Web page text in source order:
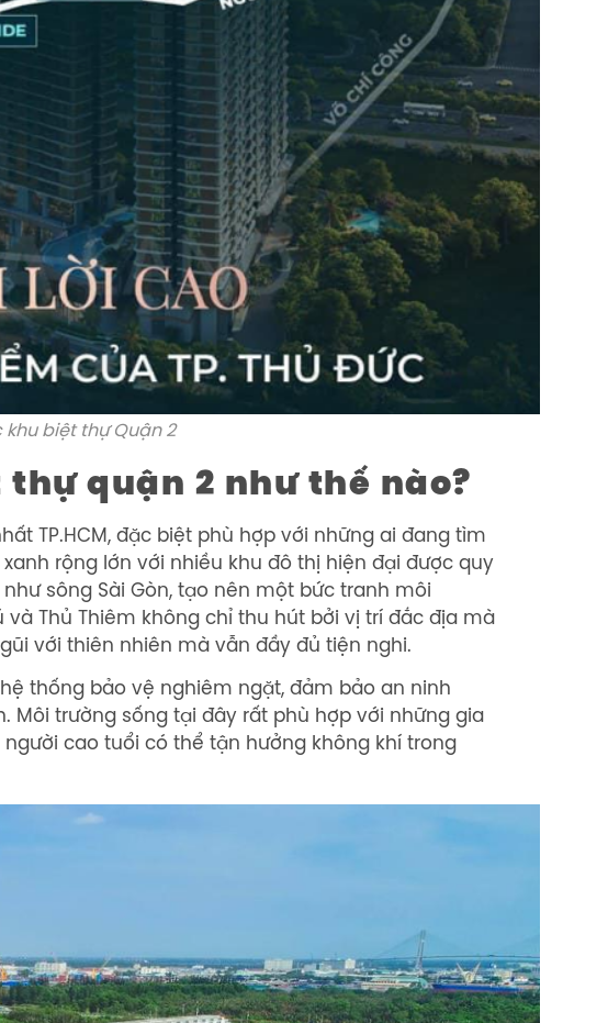
biệt thự Quận 2
quận 2 như thế nào?
TP.HCM, đặc biệt phù hợp với những ai đang tìm
rộng lớn với nhiều khu đô thị hiện đại được quy
sông Sài Gòn, tạo nên một bức tranh môi
Thủ Thiêm không chỉ thu hút bởi vị trí đắc địa mà
với thiên nhiên mà vẫn đầy đủ tiện nghi.
thống bảo vệ nghiêm ngặt, đảm bảo an ninh
Môi trường sống tại đây rất phù hợp với những gia
cao tuổi có thể tận hưởng không khí trong